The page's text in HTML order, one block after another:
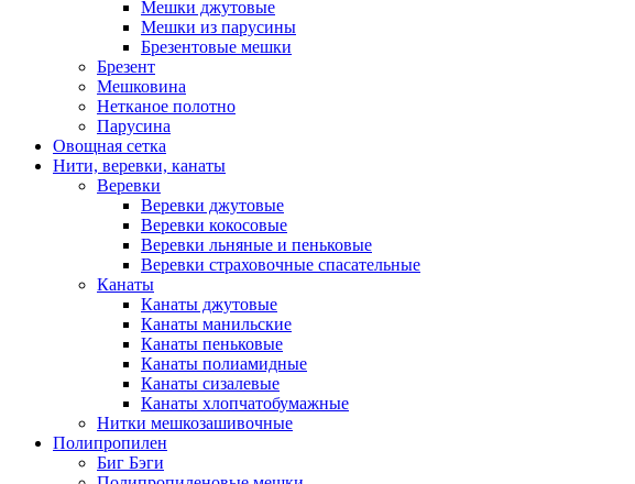
Мешки джутовые
Мешки из парусины
Брезентовые мешки
Брезент
Мешковина
Нетканое полотно
Парусина
Овощная сетка
Нити, веревки, канаты
Веревки
Веревки джутовые
Веревки кокосовые
Веревки льняные и пеньковые
Веревки страховочные спасательные
Канаты
Канаты джутовые
Канаты манильские
Канаты пеньковые
Канаты полиамидные
Канаты сизалевые
Канаты хлопчатобумажные
Нитки мешкозашивочные
Полипропилен
Биг Бэги